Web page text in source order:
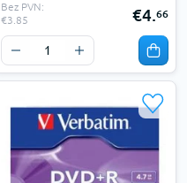
Bez PVN:
€3.85
€4.66